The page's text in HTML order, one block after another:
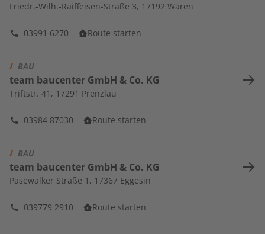
Friedr.-Wilh.-Raiffeisen-Straße 3, 17192 Waren
03991 6270 Route starten
/ BAU
team baucenter GmbH & Co. KG
Triftstr. 41 , 17291 Prenzlau
03984 87030 Route starten
/ BAU
team baucenter GmbH & Co. KG
Pasewalker Straße 1 , 17367 Eggesin
039779 2910 Route starten